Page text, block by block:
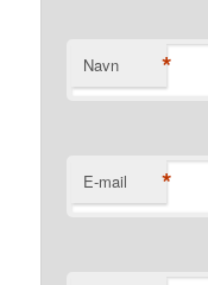
Navn *
E-mail *